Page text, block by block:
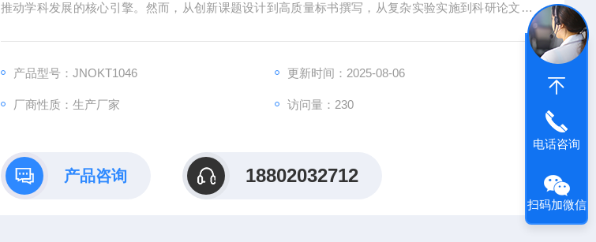
推动学科发展的核心引擎。然而，从创新课题设计到高质量标书撰写，从复杂实验实施到科研论文转
化，研究者常面临三大难题：创新方向模糊、技术实现困难、成果转化乏力。吉奥蓝图（JENNIO-LA
B）依托全链式科研平台与十年深耕经验，推出"机制研究课题全周期赋能计划"，为科研工作者提供从
理论创新到数据落地的完整解决方案。
产品型号：JNOKT1046 更新时间：2025-08-06
厂商性质：生产厂家 访问量：230
产品咨询 18802032712
电话咨询
扫码加微信